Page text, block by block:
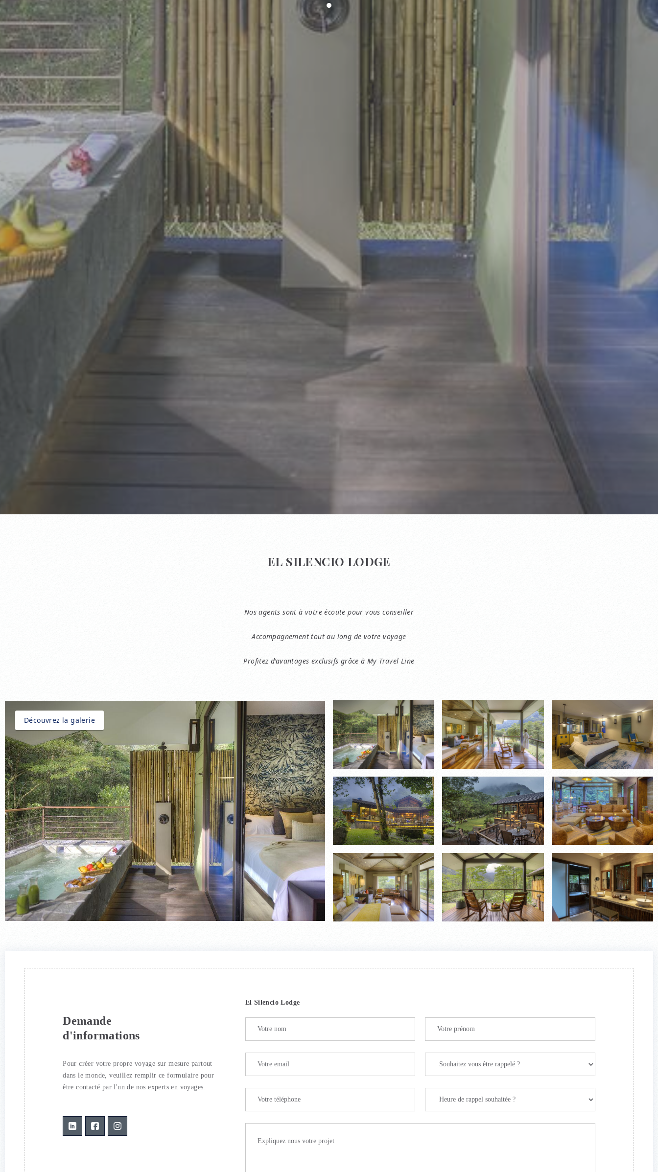
EL SILENCIO LODGE
Nos agents sont à votre écoute pour vous conseiller
Accompagnement tout au long de votre voyage
Profitez d’avantages exclusifs grâce à My Travel Line
Découvrez la galerie
Demande
d'informations
Pour créer votre propre voyage sur mesure partout
dans le monde, veuillez remplir ce formulaire pour
être contacté par l'un de nos experts en voyages.
El Silencio Lodge